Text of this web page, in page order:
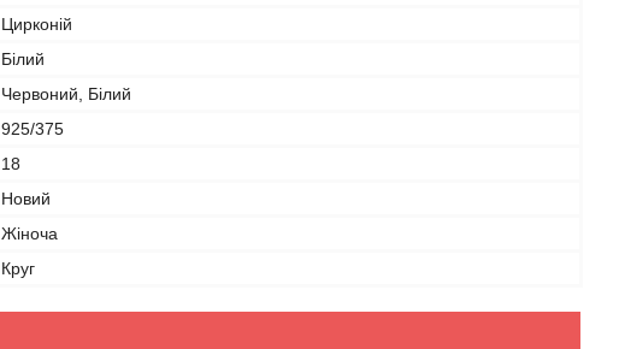
Цирконій
Білий
Червоний, Білий
925/375
18
Новий
Жіноча
Круг